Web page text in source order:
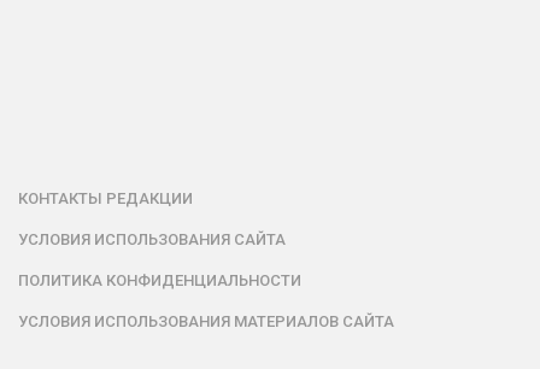
КОНТАКТЫ РЕДАКЦИИ
УСЛОВИЯ ИСПОЛЬЗОВАНИЯ САЙТА
ПОЛИТИКА КОНФИДЕНЦИАЛЬНОСТИ
УСЛОВИЯ ИСПОЛЬЗОВАНИЯ МАТЕРИАЛОВ САЙТА